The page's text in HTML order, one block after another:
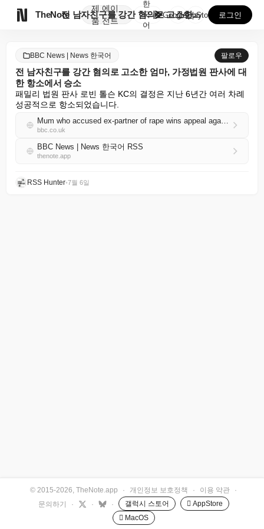
TheNote
제
품
에이
전트
전 남자친구를 강간 혐의로 고소한 엄마, 가정법원 판사...
한
국
어
GooglePlay
AppStore 로그인
BBC News | News 한국어 팔로우
전 남자친구를 강간 혐의로 고소한 엄마, 가정법원 판사에 대
한 항소에서 승소
패밀리 법원 판사 로빈 톨슨 KC의 결정은 지난 6년간 여러 차례
성공적으로 항소되었습니다.
Mum who accused ex-partner of rape wins appeal against family court judge
bbc.co.uk
BBC News | News 한국어 RSS
thenote.app
RSS Hunter•7월 6일
© 2015-2026, TheNote.app · 개인정보 보호정책 · 이용 약관
·
문의하기
· · · 갤럭시 스토어
 AppStore
 MacOS